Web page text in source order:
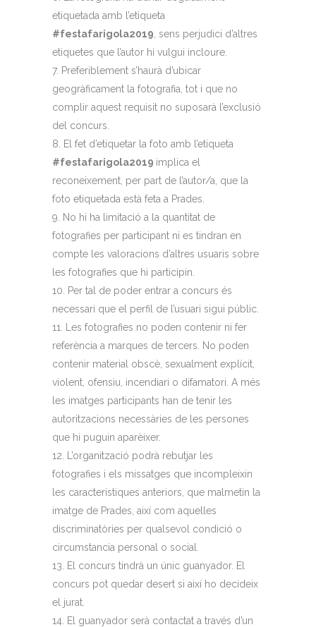
etiquetada amb l’etiqueta
#festafarigola2019 , sens perjudici d’altres
etiquetes que l’autor hi vulgui incloure.
Preferiblement s’haurà d’ubicar
geogràficament la fotografia, tot i que no
complir aquest requisit no suposarà l’exclusió
del concurs.
El fet d’etiquetar la foto amb l’etiqueta
#festafarigola2019 implica el
reconeixement, per part de l’autor/a, que la
foto etiquetada està feta a Prades.
No hi ha limitació a la quantitat de
fotografies per participant ni es tindran en
compte les valoracions d’altres usuaris sobre
les fotografies que hi participin.
Per tal de poder entrar a concurs és
necessari que el perfil de l’usuari sigui públic.
Les fotografies no poden contenir ni fer
referència a marques de tercers. No poden
contenir material obscè, sexualment explícit,
violent, ofensiu, incendiari o difamatori. A més
les imatges participants han de tenir les
autoritzacions necessàries de les persones
que hi puguin aparèixer.
L’organització podrà rebutjar les
fotografies i els missatges que incompleixin
les característiques anteriors, que malmetin la
imatge de Prades, així com aquelles
discriminatòries per qualsevol condició o
circumstancia personal o social.
El concurs tindrà un únic guanyador. El
concurs pot quedar desert si així ho decideix
el jurat.
El guanyador serà contactat a través d’un